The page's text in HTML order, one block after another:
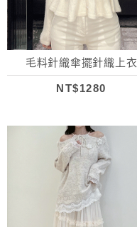
毛料針織傘擺針織上衣
NT$1280